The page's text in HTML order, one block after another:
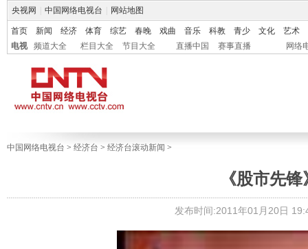
央视网 中国网络电视台 网站地图
首页 新闻 经济 体育 综艺 春晚 戏曲 音乐 科教 青少 文化
艺术
电视
频道大全 栏目大全 节目大全 直播中国 赛事直播 网络
中国网络电视台 > 经济台 > 经济台滚动新闻 >
《股市先
发布时间:2011年01月20日